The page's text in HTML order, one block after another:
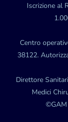
Iscrizione al
Centro
38122.
Direttore
Medici
©GAM